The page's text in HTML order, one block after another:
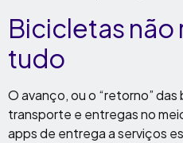
Bicicletas não
tudo
O avanço, ou o “retorno”
transporte e entregas no
apps de entrega a serviços